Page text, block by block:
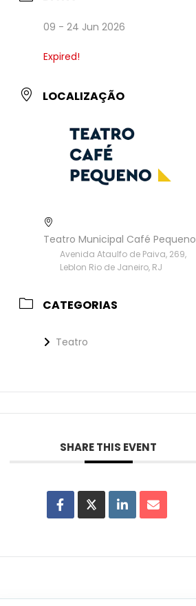
09 - 24 Jun 2026
Expired!
LOCALIZAÇÃO
Teatro Municipal Café Pequeno
Avenida Ataulfo de Paiva, 269,
Leblon Rio de Janeiro, RJ
CATEGORIAS
Teatro
SHARE THIS EVENT